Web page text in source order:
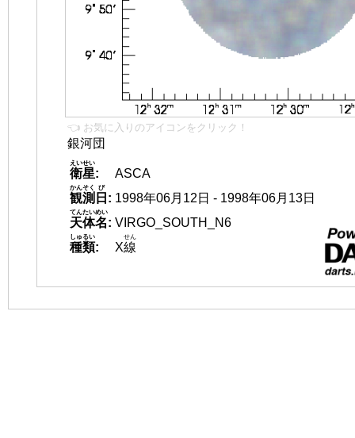
👈 お気に入りのアイコンをクリック！
銀河団
衛星
えいせい
:
ASCA
観測
かんそく
日
び
: 1998年06月12日 - 1998年06月13日
天体名
てんたいめい
: VIRGO_SOUTH_N6
種類
しゅるい
: X線
せん